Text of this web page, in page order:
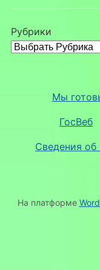
Рубрики
Мы
ГосВеб
Сведения об
На платформе